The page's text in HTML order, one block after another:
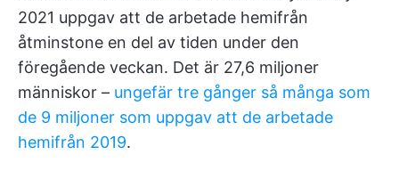
2021 uppgav att de arbetade hemifrån
åtminstone en del av tiden under den
föregående veckan. Det är 27,6 miljoner
människor – ungefär tre gånger så många som
de 9 miljoner som uppgav att de arbetade
hemifrån 2019.